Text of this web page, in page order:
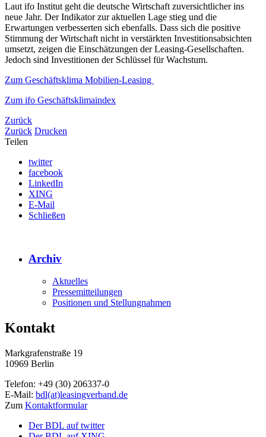
Laut ifo Institut geht die deutsche Wirtschaft zuversichtlicher ins
neue Jahr. Der Indikator zur aktuellen Lage stieg und die
Erwartungen verbesserten sich ebenfalls. Dass sich die positive
Stimmung der Wirtschaft nicht in verstärkten Investitionsabsichten
umsetzt, zeigen die Einschätzungen der Leasing-Gesellschaften.
Jedoch sind Investitionen der Schlüssel für Wachstum.
Zum Geschäftsklima Mobilien-Leasing
Zum ifo Geschäftsklimaindex
Zurück
Zurück Drucken
Teilen
twitter
facebook
LinkedIn
XING
E-Mail
Schließen
Archiv
Aktuelles
Pressemitteilungen
Positionen und Stellungnahmen
Kontakt
Markgrafenstraße 19
10969 Berlin
Telefon: +49 (30) 206337-0
E-Mail: bdl(at)leasingverband.de
Zum Kontaktformular
Der BDL auf twitter